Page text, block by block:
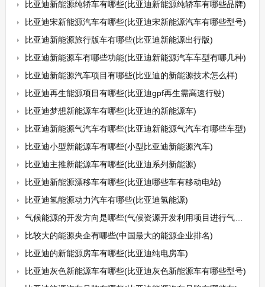
比亚迪新能源纯轿车有哪些(比亚迪新能源纯轿车有哪些品牌)
比亚迪宋新能源汽车有哪些(比亚迪宋新能源汽车有哪些型号)
比亚迪新能源旅行版车有哪些(比亚迪新能源出行版)
比亚迪新能源车有哪些功能(比亚迪新能源汽车车型有哪几种)
比亚迪新能源汽车项目有哪些(比亚迪的新能源技术怎么样)
比亚迪再生能源项目有哪些(比亚迪gpf再生需高速行驶)
比亚迪梦想新能源车有哪些(比亚迪的新能源车)
比亚迪新能源气汽车有哪些(比亚迪新能源气汽车有哪些车型)
比亚迪小型新能源车有哪些(小型比亚迪新能源汽车)
比亚迪主推新能源车有哪些(比亚迪系列新能源)
比亚迪新能源漂移车有哪些(比亚迪哪些车有移动电站)
比亚迪氢能源动力汽车有哪些(比亚迪氢能源)
气候能源的开发方向是哪些(气候资源开发利用项目进行气候可行性论证)
比较大的能源央企有哪些(中国最大的能源企业排名)
比亚迪的新能源房车有哪些(比亚迪纯电房车)
比亚迪灰色新能源车有哪些(比亚迪灰色新能源车有哪些型号)